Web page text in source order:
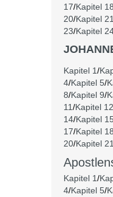
17/Kapitel 18
20/Kapitel 21
23/Kapitel
Kapitel 1/
4/Kapitel 5/
8/Kapitel 9/
11/Kapitel 12
14/Kapitel
17/Kapitel 18
20/Kapitel 21
Kapitel 1/
4/Kapitel 5/